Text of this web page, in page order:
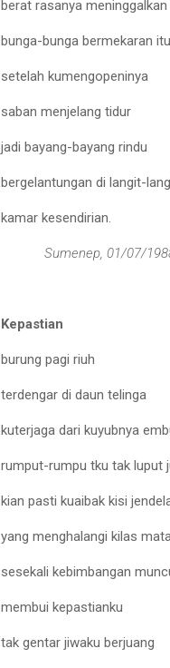
berat rasanya meninggalkan
bunga-bunga bermekaran itu
setelah kumengopeninya
saban menjelang tidur
jadi bayang-bayang rindu
bergelantungan di langit-
kamar kesendirian
Sumenep, 01/07/19
Kepastian
burung pagi riuh
terdengar di daun telinga
kuterjaga dari kuyubnya
rumput-rumpu tku tak luput
kian pasti kuaibak kisi
yang menghalangi kilas
sesekali kebimbangan
membui kepastianku
tak gentar jiwaku berjuang